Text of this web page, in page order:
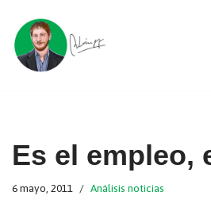
Ir
al
Es el empleo,
6 mayo, 2011 Análisis noticias